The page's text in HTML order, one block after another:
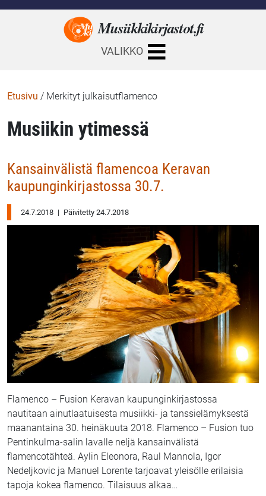
Musiikkikirjastot.fi
VALIKKO
Etusivu / Merkityt julkaisutflamenco
Musiikin ytimessä
Kansainvälistä flamencoa Keravan
kaupunginkirjastossa 30.7.
24.7.2018 | Päivitetty 24.7.2018
Flamenco – Fusion Keravan kaupunginkirjastossa
nautitaan ainutlaatuisesta musiikki- ja tanssielämyksestä
maanantaina 30. heinäkuuta 2018. Flamenco – Fusion tuo
Pentinkulma-salin lavalle neljä kansainvälistä
flamencotähteä. Aylin Eleonora, Raul Mannola, Igor
Nedeljkovic ja Manuel Lorente tarjoavat yleisölle erilaisia
tapoja kokea flamenco. Tilaisuus alkaa…